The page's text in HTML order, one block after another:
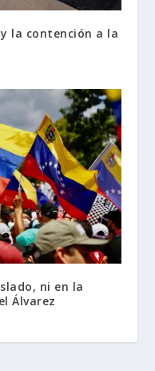
la contención a la
ni en la
Álvarez